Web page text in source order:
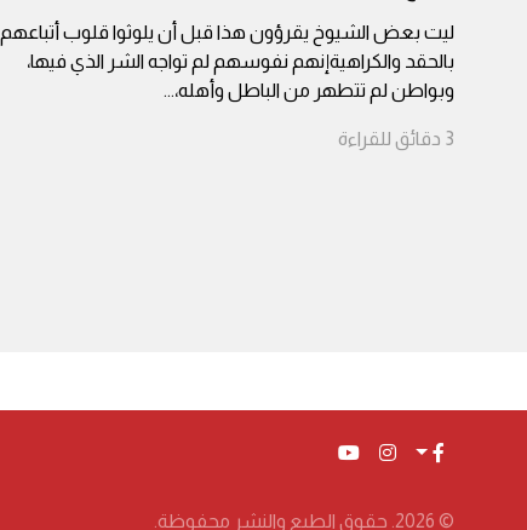
ليت بعض الشيوخ يقرؤون هذا قبل أن يلوثوا قلوب أتباعهم
بالحقد والكراهيةإنهم نفوسهم لم تواجه الشر الذي فيها،
وبواطن لم تتطهر من الباطل وأهله،...
3 دقائق للقراءة
© 2026. حقوق الطبع والنشر محفوظة.